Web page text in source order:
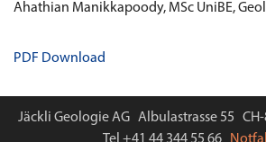
Ahathian Manikkapoody, MSc UniBE,
PDF Download
Jäckli Geologie AG Albulastrasse 55